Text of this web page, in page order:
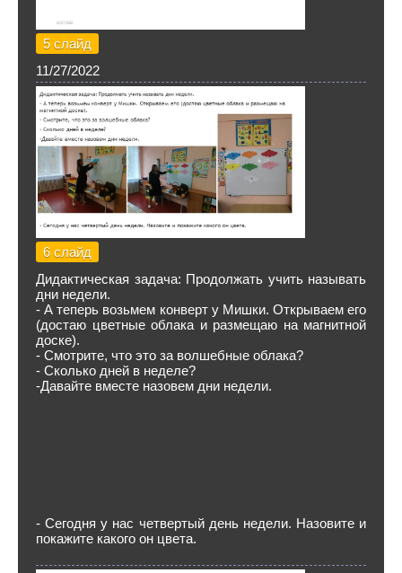
5 слайд
11/27/2022
6 слайд
Дидактическая задача: Продолжать учить называть
дни недели.
- А теперь возьмем конверт у Мишки. Открываем его
(достаю цветные облака и размещаю на магнитной
доске).
- Смотрите, что это за волшебные облака?
- Сколько дней в неделе?
-Давайте вместе назовем дни недели.
- Сегодня у нас четвертый день недели. Назовите и
покажите какого он цвета.